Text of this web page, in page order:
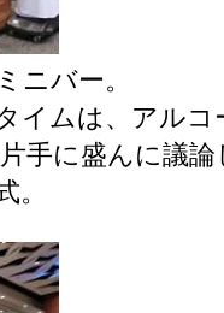
ニバー。
イムは、アルコ
手に盛んに議
。